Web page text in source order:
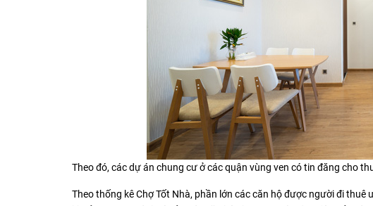
Theo đó, các dự án chung cư ở các quận vùng ven có tin đăng cho
Theo thống kê Chợ Tốt Nhà, phần lớn các căn hộ được người đi